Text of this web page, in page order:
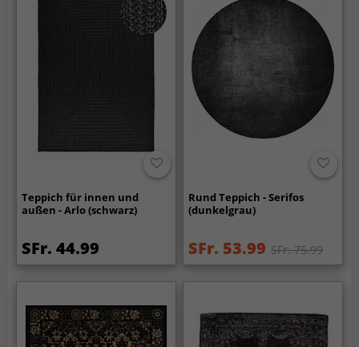
Teppich für innen und
außen - Arlo (schwarz)
SFr. 44.99
Rund Teppich - Serifos
(dunkelgrau)
SFr. 53.99 SFr. 75.99